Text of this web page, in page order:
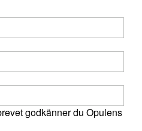
godkänner du Opulens